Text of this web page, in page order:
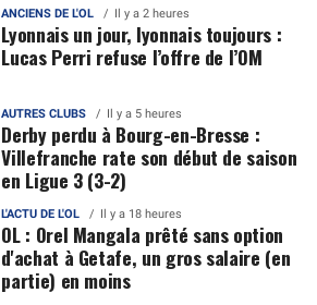
ANCIENS DE L'OL Il y a 2 heures
Lyonnais un jour, lyonnais toujours :
Lucas Perri refuse l’offre de l’OM
AUTRES CLUBS Il y a 5 heures
Derby perdu à Bourg-en-Bresse :
Villefranche rate son début de saison
en Ligue 3 (3-2)
L'ACTU DE L'OL Il y a 18 heures
OL : Orel Mangala prêté sans option
d'achat à Getafe, un gros salaire (en
partie) en moins